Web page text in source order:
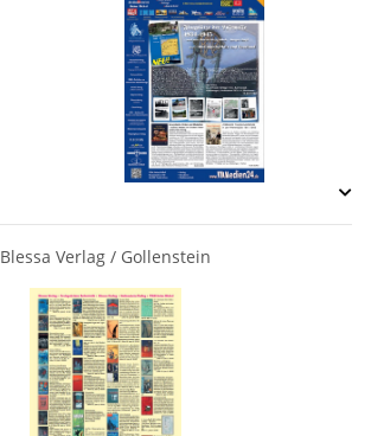
Blessa Verlag / Gollenstein